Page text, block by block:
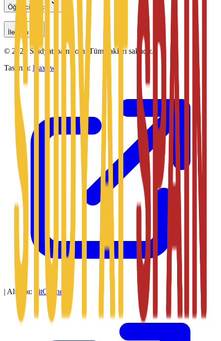
Öğrenciler İçin
İletişim
© 2026 Studyatspain.com. Tüm hakları saklıdır.
Tasarım: Daxow
| Altyapı: SitConnect